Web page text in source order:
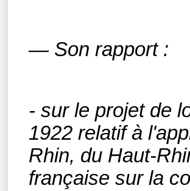
— Son rapport :
- sur le projet de
1922 relatif à
Rhin, du Haut-
française sur la